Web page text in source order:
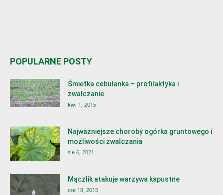
POPULARNE POSTY
Śmietka cebulanka – profilaktyka i
zwalczanie
kwi 1, 2015
Najważniejsze choroby ogórka gruntowego i
możliwości zwalczania
sie 6, 2021
Mączlik atakuje warzywa kapustne
cze 18, 2015